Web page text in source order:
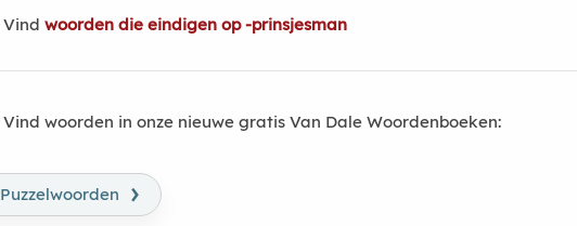
Vind woorden die eindigen op -prinsjesman
Vind woorden in onze nieuwe gratis Van Dale Woordenboeken:
Puzzelwoorden ›